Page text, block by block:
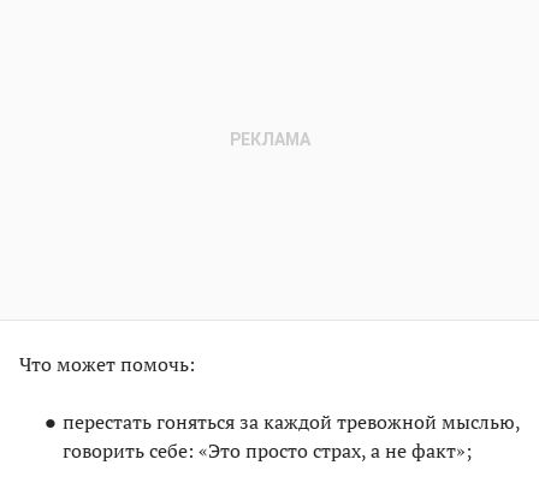
Что может помочь:
перестать гоняться за каждой тревожной мыслью,
говорить себе: «Это просто страх, а не факт»;